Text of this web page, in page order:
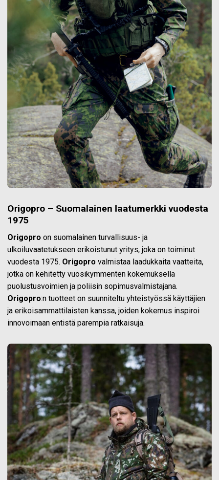
Origopro – Suomalainen laatumerkki vuodesta
1975
Origopro on suomalainen turvallisuus- ja
ulkoiluvaatetukseen erikoistunut yritys, joka on toiminut
vuodesta 1975. Origopro valmistaa laadukkaita vaatteita,
jotka on kehitetty vuosikymmenten kokemuksella
puolustusvoimien ja poliisin sopimusvalmistajana.
Origopro:n tuotteet on suunniteltu yhteistyössä käyttäjien
ja erikoisammattilaisten kanssa, joiden kokemus inspiroi
innovoimaan entistä parempia ratkaisuja.